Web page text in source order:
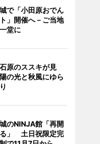
で「小田原おでん
」開催へ－ご当地
堂に
原のススキが見
の光と秋風にゆら
のNINJA館「再開
」 土日祝限定完